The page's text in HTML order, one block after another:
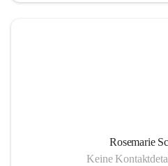
Rosemarie
Keine